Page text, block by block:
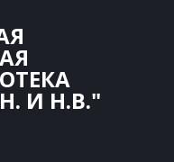
И Н.В."